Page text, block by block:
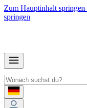
Zum Hauptinhalt springen
springen